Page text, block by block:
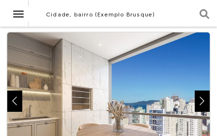
NavegaçãoCidade, bairro (Exemplo Brusque)